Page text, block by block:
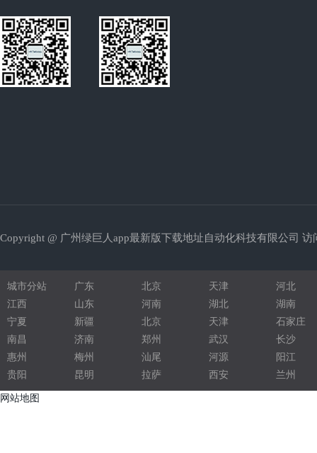
REACH认证
光学膜涂布机
发光二极管
铝型材机架
压铆螺柱
液压配件
五金压铸
Copyright @ 广州绿巨人app最新版下载地址自动化科技有限公司 访问
城市分站 广东 北京 天津
河北
江西
山东 河南 湖北
湖南
宁夏
新疆 北京 天津
石家庄
南昌
济南 郑州 武汉
长沙
惠州
梅州 汕尾 河源
阳江
贵阳
昆明 拉萨 西安 兰州
网站地图